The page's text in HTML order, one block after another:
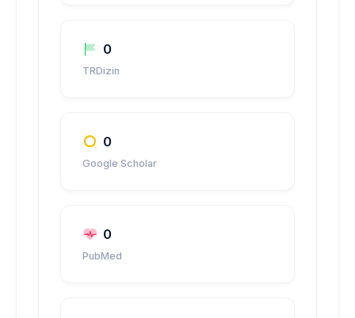
0
TRDizin
0
Google Scholar
0
PubMed